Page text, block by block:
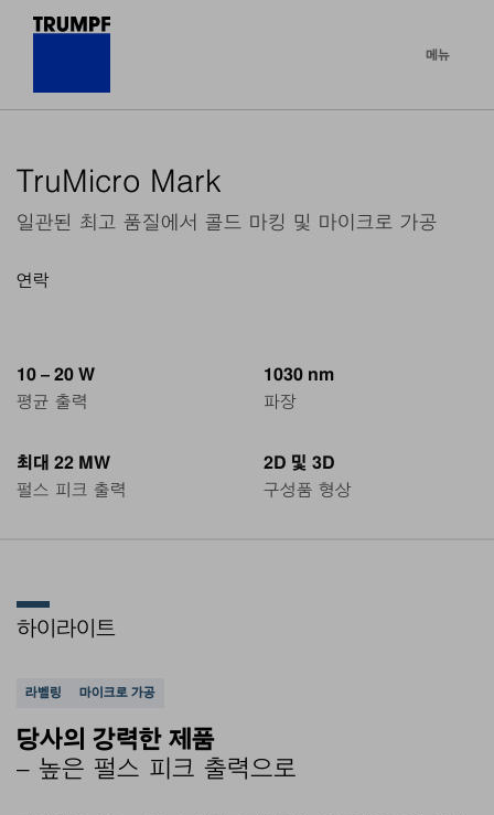
메뉴
TruMicro Mark
일관된 최고 품질에서 콜드 마킹 및 마이크로 가공
연락
10 – 20 W
평균 출력
1030 nm
파장
최대 22 MW
펄스 피크 출력
2D 및 3D
구성품 형상
하이라이트
지원되는 애플리케이션
라벨링 마이크로 가공
당사의 강력한 제품
– 높은 펄스 피크 출력으로